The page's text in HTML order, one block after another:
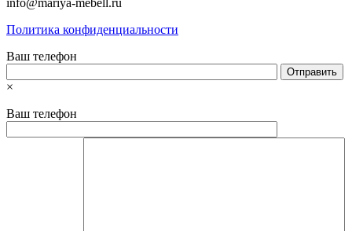
Политика конфиденциальности
Ваш телефон
×
Ваш телефон